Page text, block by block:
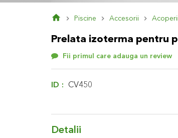
Piscine Accesorii
Prelata izoterma pentru
Fii primul care adauga un review
ID CV450
Detalii